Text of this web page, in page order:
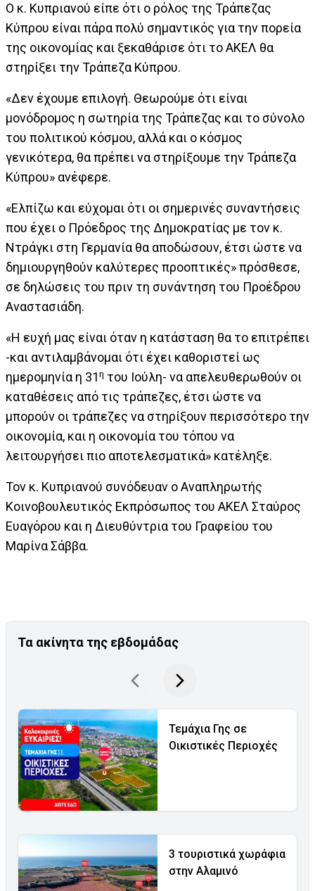
Ο κ. Κυπριανού είπε ότι ο ρόλος της Τράπεζας
Κύπρου είναι πάρα πολύ σημαντικός για την πορεία
της οικονομίας και ξεκαθάρισε ότι το ΑΚΕΛ θα
στηρίξει την Τράπεζα Κύπρου.
«Δεν έχουμε επιλογή. Θεωρούμε ότι είναι
μονόδρομος η σωτηρία της Τράπεζας και το σύνολο
του πολιτικού κόσμου, αλλά και ο κόσμος
γενικότερα, θα πρέπει να στηρίξουμε την Τράπεζα
Κύπρου» ανέφερε.
«Ελπίζω και εύχομαι ότι οι σημερινές συναντήσεις
που έχει ο Πρόεδρος της Δημοκρατίας με τον κ.
Ντράγκι στη Γερμανία θα αποδώσουν, έτσι ώστε να
δημιουργηθούν καλύτερες προοπτικές» πρόσθεσε,
σε δηλώσεις του πριν τη συνάντηση του Προέδρου
Αναστασιάδη.
«Η ευχή μας είναι όταν η κατάσταση θα το επιτρέπει
-και αντιλαμβάνομαι ότι έχει καθοριστεί ως
ημερομηνία η 31η του Ιούλη- να απελευθερωθούν οι
καταθέσεις από τις τράπεζες, έτσι ώστε να
μπορούν οι τράπεζες να στηρίξουν περισσότερο την
οικονομία, και η οικονομία του τόπου να
λειτουργήσει πιο αποτελεσματικά» κατέληξε.
Τον κ. Κυπριανού συνόδευαν ο Αναπληρωτής
Κοινοβουλευτικός Εκπρόσωπος του ΑΚΕΛ Σταύρος
Ευαγόρου και η Διευθύντρια του Γραφείου του
Μαρίνα Σάββα.
Τα ακίνητα της εβδομάδας
Τεμάχια Γης σε
Οικιστικές Περιοχές
3 τουριστικά χωράφια
στην Αλαμινό